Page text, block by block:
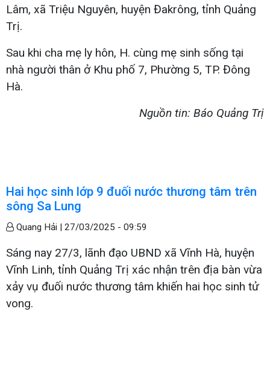
Lâm, xã Triệu Nguyên, huyện Đakrông, tỉnh Quảng
Trị.
Sau khi cha mẹ ly hôn, H. cùng mẹ sinh sống tại
nhà người thân ở Khu phố 7, Phường 5, TP. Đông
Hà.
Nguồn tin: Báo Quảng Trị
Hai học sinh lớp 9 đuối nước thương tâm trên
sông Sa Lung
Quang Hải | 27/03/2025 - 09:59
Sáng nay 27/3, lãnh đạo UBND xã Vĩnh Hà, huyện
Vĩnh Linh, tỉnh Quảng Trị xác nhận trên địa bàn vừa
xảy vụ đuối nước thương tâm khiến hai học sinh tử
vong.